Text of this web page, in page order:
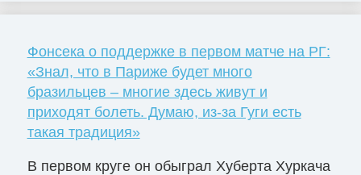
Фонсека о поддержке в первом матче на РГ:
«Знал, что в Париже будет много
бразильцев – многие здесь живут и
приходят болеть. Думаю, из-за Гуги есть
такая традиция»
В первом круге он обыграл Хуберта Хуркача